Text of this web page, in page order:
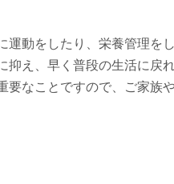
運動をしたり、栄養管理を
抑え、早く普段の生活に戻
要なことですので、ご家族